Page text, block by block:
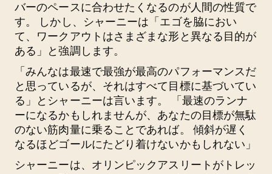
バーのペースに合わせたくなるのが人間の性質で
す。 しかし、シャーニーは「エゴを脇におい
て、ワークアウトはさまざまな形と異なる目的が
ある」と強調します。
「みんなは最速で最強が最高のパフォーマンスだ
と思っているが、それはすべて目標に基づいてい
る」とシャーニーは言います。 「最速のランナ
ーになるかもしれませんが、あなたの目標が無駄
のない筋肉量に乗ることであれば。 傾斜が遅く
なるほどゴールにたどり着けないかもしれない」
シャーニーは、オリンピックアスリートがトレッ